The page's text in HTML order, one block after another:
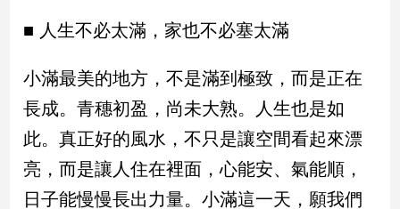
計
遊/
食
星
座/
命
理
■ 人生不必太滿，家也不必塞太滿
小滿最美的地方，不是滿到極致，而是正在
長成。青穗初盈，尚未大熟。人生也是如
此。真正好的風水，不只是讓空間看起來漂
亮，而是讓人住在裡面，心能安、氣能順，
日子能慢慢長出力量。小滿這一天，願我們